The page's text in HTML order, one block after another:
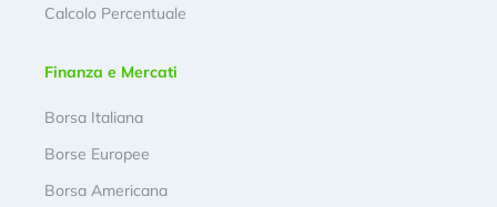
Calcolo Percentuale
Finanza e Mercati
Borsa Italiana
Borse Europee
Borsa Americana